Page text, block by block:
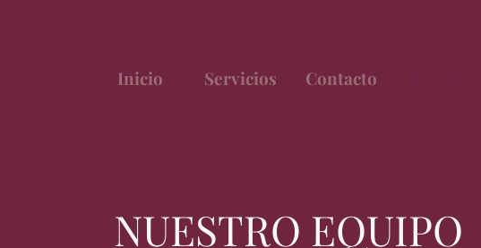
Inicio Servicios Contacto
NUESTRO EQUIPO